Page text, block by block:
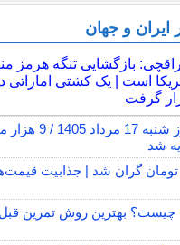
ایران و جهان
بازگشایی تنگه هرمز
است | یک کشتی اماراتی
گرفت
پایان بورس امروز
شد
تومان گران شد | جذابیت
بهترین روش تمرین قبل